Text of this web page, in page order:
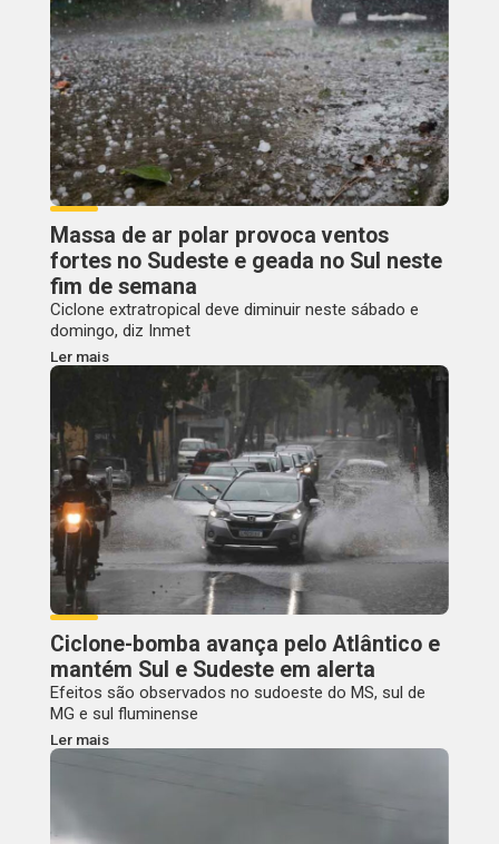
Massa de ar polar provoca ventos
fortes no Sudeste e geada no Sul neste
fim de semana
Ciclone extratropical deve diminuir neste sábado e
domingo, diz Inmet
Ler mais
Ciclone-bomba avança pelo Atlântico e
mantém Sul e Sudeste em alerta
Efeitos são observados no sudoeste do MS, sul de
MG e sul fluminense
Ler mais